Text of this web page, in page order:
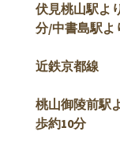
伏見桃山駅よ
分/中書島駅よ
近鉄京都線
桃山御陵前駅
歩約10分